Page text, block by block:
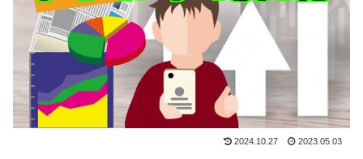
2024.10.27 2023.05.03